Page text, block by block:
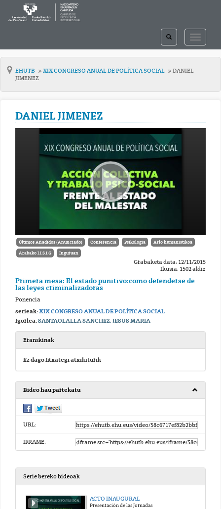
TOGGLE
TOGGLE
SEARCH
EHUTB XIX CONGRESO ANUAL DE POLÍTICA SOCIAL
DANIEL
JIMENEZ
DANIEL JIMENEZ
Últimos Añadidos (Anunciado) Conferencia Psikologia Arlo humanistikoa
Arabako I.I.S.I.G Inguruan
Grabaketa data: 12/11/2015
Ikusia: 1502 aldiz
Primera mesa: El estado punitivo:como defenderse de
las leyes criminalizadoras
Ponencia
serieak:XIX CONGRESO ANUAL DE POLÍTICA SOCIAL
Igorlea:SANTAOLALLA SANCHEZ, JESUS MARIA
Eranskinak
Ez dago fitxategi atxikiturik
Bideo hau partekatu
URL:
IFRAME:
Serie bereko bideoak
ACTO INAUGURAL
Presentación de las Jornadas